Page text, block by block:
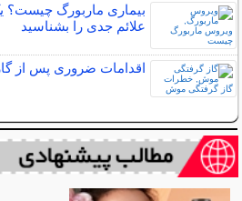
بیماری ماربورگ چیست؟
علائم جدی را بشناسید
اقدامات ضروری پس از